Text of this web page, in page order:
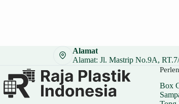
Alamat
Alamat: Jl. Mastrip No.9A,
Box